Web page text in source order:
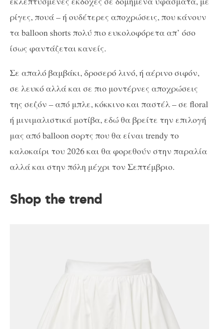
ρίγες, πουά – ή ουδέτερες αποχρώσεις, που κάνουν
τα balloon shorts πολύ πιο ευκολοφόρετα απ’ όσο
ίσως φαντάζεται κανείς.
Σε απαλό βαμβάκι, δροσερό λινό, ή αέρινο σιφόν,
σε λευκό αλλά και σε πιο μοντέρνες αποχρώσεις
της σεζόν – από μπλε, κόκκινο και παστέλ – σε floral
ή μινιμαλιστικά μοτίβα, εδώ θα βρείτε την επιλογή
μας από balloon σορτς που θα είναι trendy το
καλοκαίρι του 2026 και θα φορεθούν στην παραλία
αλλά και στην πόλη μέχρι τον Σεπτέμβριο.
Shop the trend